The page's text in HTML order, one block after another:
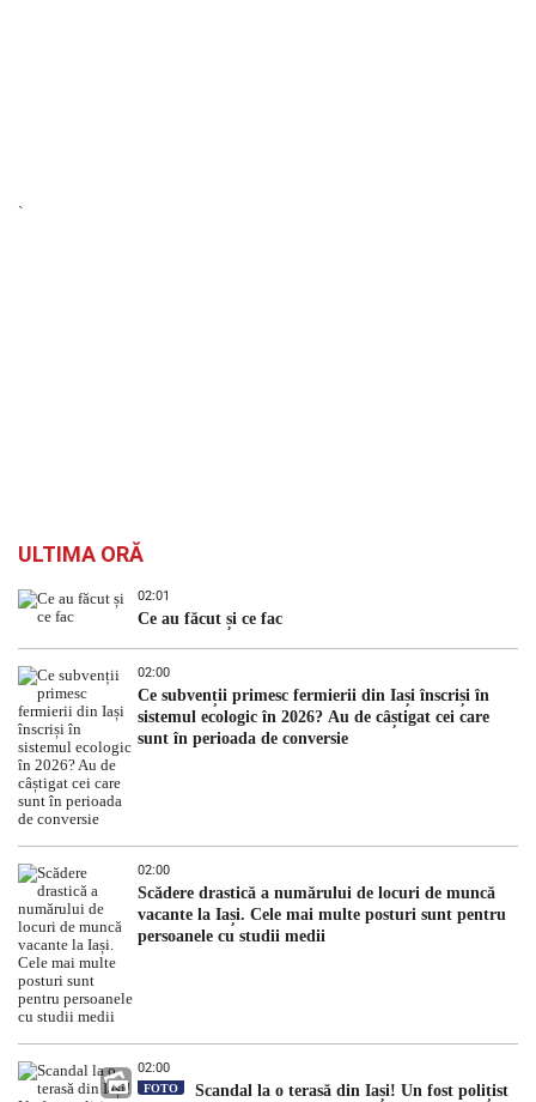
`
ULTIMA ORĂ
02:01
Ce au făcut și ce fac
02:00
Ce subvenții primesc fermierii din Iași înscriși în
sistemul ecologic în 2026? Au de câștigat cei care
sunt în perioada de conversie
02:00
Scădere drastică a numărului de locuri de muncă
vacante la Iași. Cele mai multe posturi sunt pentru
persoanele cu studii medii
02:00
FOTO
Scandal la o terasă din Iași! Un fost polițist